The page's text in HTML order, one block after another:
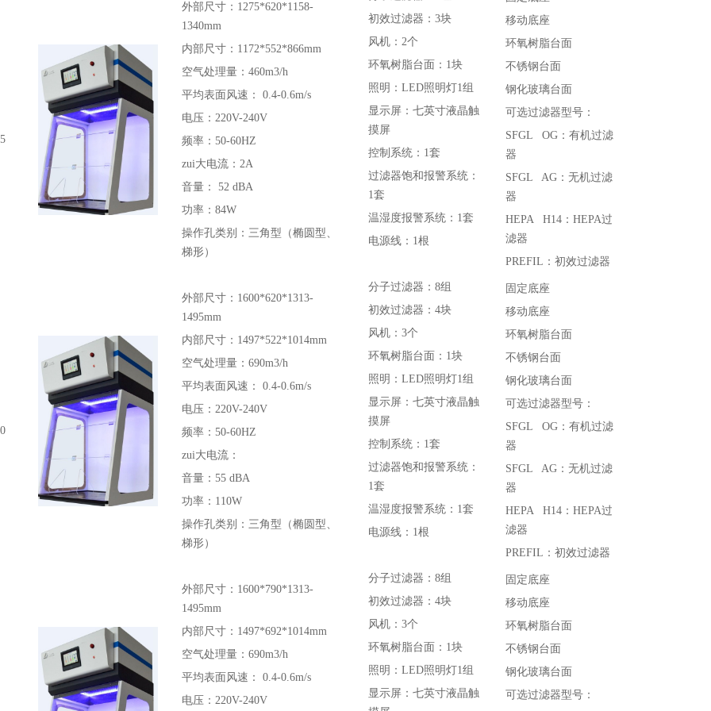
外部尺寸：1275*620*1158-
1340mm
内部尺寸：1172*552*866mm
空气处理量：460m3/h
平均表面风速： 0.4-0.6m/s
电压：220V-240V
频率：50-60HZ
zui大电流：2A
音量： 52 dBA
功率：84W
操作孔类别：三角型（椭圆型、
梯形）
初效过滤器：3块
风机：2个
环氧树脂台面：1块
照明：LED照明灯1组
显示屏：七英寸液晶触
摸屏
控制系统：1套
过滤器饱和报警系统：
1套
温湿度报警系统：1套
电源线：1根
移动底座
环氧树脂台面
不锈钢台面
钢化玻璃台面
可选过滤器型号：
SFGL OG：有机过滤
器
SFGL AG：无机过滤
器
HEPA H14：HEPA过
滤器
PREFIL：初效过滤器
外部尺寸：1600*620*1313-
1495mm
内部尺寸：1497*522*1014mm
空气处理量：690m3/h
平均表面风速： 0.4-0.6m/s
电压：220V-240V
频率：50-60HZ
zui大电流：
音量：55 dBA
功率：110W
操作孔类别：三角型（椭圆型、
梯形）
分子过滤器：8组
初效过滤器：4块
风机：3个
环氧树脂台面：1块
照明：LED照明灯1组
显示屏：七英寸液晶触
摸屏
控制系统：1套
过滤器饱和报警系统：
1套
温湿度报警系统：1套
电源线：1根
固定底座
移动底座
环氧树脂台面
不锈钢台面
钢化玻璃台面
可选过滤器型号：
SFGL OG：有机过滤
器
SFGL AG：无机过滤
器
HEPA H14：HEPA过
滤器
PREFIL：初效过滤器
外部尺寸：1600*790*1313-
1495mm
内部尺寸：1497*692*1014mm
空气处理量：690m3/h
平均表面风速： 0.4-0.6m/s
电压：220V-240V
分子过滤器：8组
初效过滤器：4块
风机：3个
环氧树脂台面：1块
照明：LED照明灯1组
显示屏：七英寸液晶触
固定底座
移动底座
环氧树脂台面
不锈钢台面
钢化玻璃台面
可选过滤器型号：